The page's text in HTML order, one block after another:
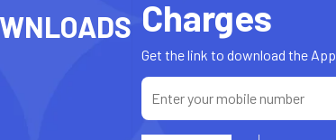
Charges
Get the link to download the App